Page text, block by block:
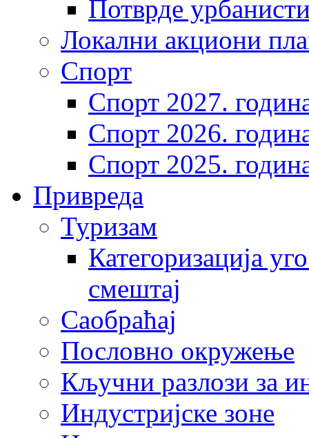
Потврде
Локални акциони
Спорт
Спорт 2027.
Спорт 2026.
Спорт 2025.
Привреда
Туризам
Категоризација
смештај
Саобраћај
Пословно окружење
Кључни разлози за
Индустријске зоне